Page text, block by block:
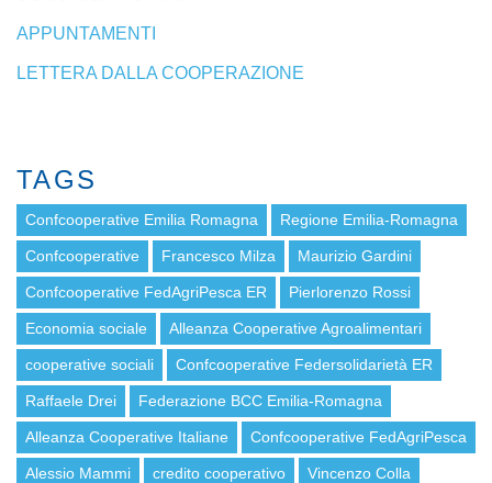
APPUNTAMENTI
LETTERA DALLA COOPERAZIONE
TAGS
Confcooperative Emilia Romagna Regione Emilia-Romagna
Confcooperative Francesco Milza Maurizio Gardini
Confcooperative FedAgriPesca ER Pierlorenzo Rossi
Economia sociale Alleanza Cooperative Agroalimentari
cooperative sociali Confcooperative Federsolidarietà ER
Raffaele Drei Federazione BCC Emilia-Romagna
Alleanza Cooperative Italiane Confcooperative FedAgriPesca
Alessio Mammi credito cooperativo Vincenzo Colla